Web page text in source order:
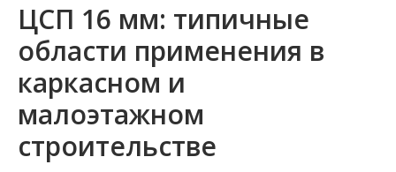
ЦСП 16 мм: типичные
области применения в
каркасном и
малоэтажном
строительстве